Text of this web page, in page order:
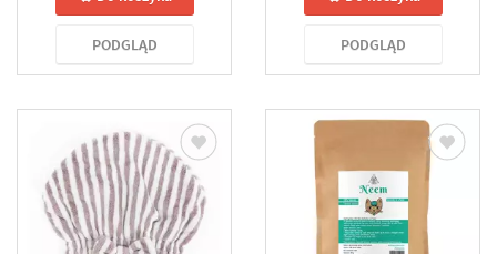
PODGLĄD PODGLĄD